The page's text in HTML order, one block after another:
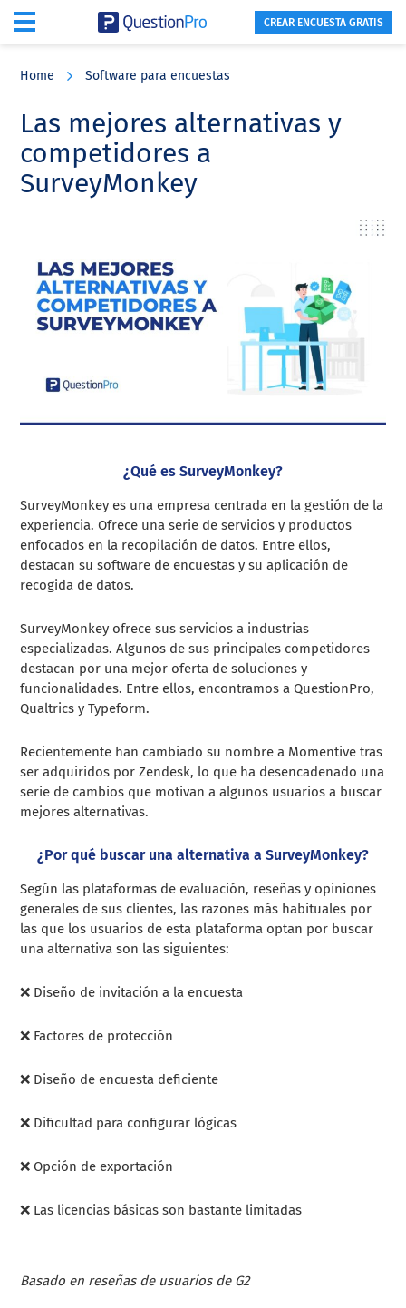
content
sidebar
CREAR ENCUESTA GRATIS
Home Software para encuestas
Las mejores alternativas y
competidores a
SurveyMonkey
¿Qué es SurveyMonkey?
SurveyMonkey es una empresa centrada en la gestión de la
experiencia. Ofrece una serie de servicios y productos
enfocados en la recopilación de datos. Entre ellos,
destacan su software de encuestas y su aplicación de
recogida de datos.
SurveyMonkey ofrece sus servicios a industrias
especializadas. Algunos de sus principales competidores
destacan por una mejor oferta de soluciones y
funcionalidades. Entre ellos, encontramos a QuestionPro,
Qualtrics y Typeform.
Recientemente han cambiado su nombre a Momentive tras
ser adquiridos por Zendesk, lo que ha desencadenado una
serie de cambios que motivan a algunos usuarios a buscar
mejores alternativas.
¿Por qué buscar una alternativa a SurveyMonkey?
Según las plataformas de evaluación, reseñas y opiniones
generales de sus clientes, las razones más habituales por
las que los usuarios de esta plataforma optan por buscar
una alternativa son las siguientes:
❌ Diseño de invitación a la encuesta
❌ Factores de protección
❌ Diseño de encuesta deficiente
❌ Dificultad para configurar lógicas
❌ Opción de exportación
❌ Las licencias básicas son bastante limitadas
Basado en reseñas de usuarios de G2